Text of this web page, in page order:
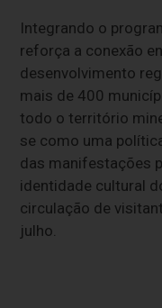
Integrando o
reforça a conexão
desenvolvimento
mais de 400
todo o território
se como uma
das manifestações
identidade cultural
circulação de
julho.